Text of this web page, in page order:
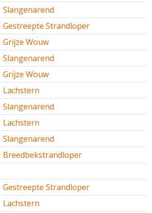
Slangenarend
Gestreepte Strandloper
Grijze Wouw
Slangenarend
Grijze Wouw
Lachstern
Slangenarend
Lachstern
Slangenarend
Breedbekstrandloper
Gestreepte Strandloper
Lachstern